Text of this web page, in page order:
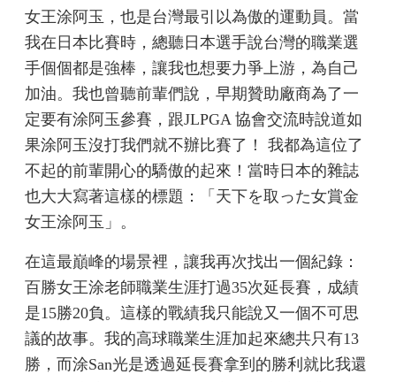
女王涂阿玉，也是台灣最引以為傲的運動員。當
我在日本比賽時，總聽日本選手說台灣的職業選
手個個都是強棒，讓我也想要力爭上游，為自己
加油。我也曾聽前輩們說，早期贊助廠商為了一
定要有涂阿玉參賽，跟JLPGA 協會交流時說道如
果涂阿玉沒打我們就不辦比賽了！ 我都為這位了
不起的前輩開心的驕傲的起來！當時日本的雜誌
也大大寫著這樣的標題：「天下を取った女賞金
女王涂阿玉」。
在這最巔峰的場景裡，讓我再次找出一個紀錄：
百勝女王涂老師職業生涯打過35次延長賽，成績
是15勝20負。這樣的戰績我只能說又一個不可思
議的故事。我的高球職業生涯加起來總共只有13
勝，而涂San光是透過延長賽拿到的勝利就比我還